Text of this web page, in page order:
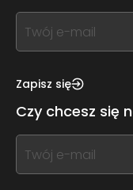
If
you
this,
this
form
field
blank
Zapisz się
Czy chcesz się
If
you